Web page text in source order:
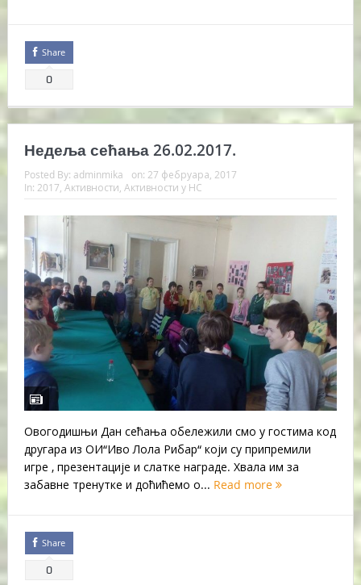
Share
0
Недеља сећања 26.02.2017.
Posted By: adminmika on: 27 фебруара, 2017
In: 2017 Активности Активности у НС
Овогодишњи Дан сећања обележили смо у гостима код
другара из ОИ“Иво Лола Рибар“ који су припремили
игре , презентације и слатке награде. Хвала им за
забавне тренутке и доћићемо о... Read more
Share
0